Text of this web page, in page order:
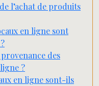
l’achat de produits
en ligne sont
des
?
en ligne sont-ils